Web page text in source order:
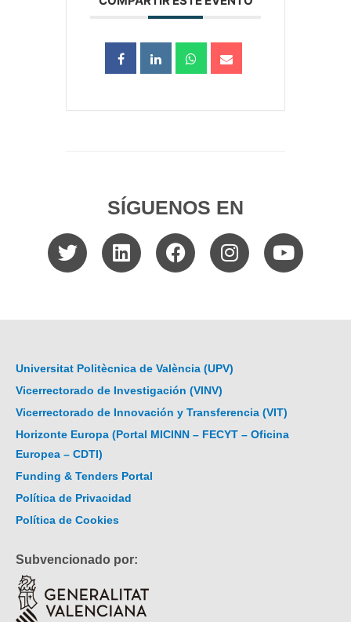
SÍGUENOS EN
Universitat Politècnica de València (UPV)
Vicerrectorado de Investigación (VINV)
Vicerrectorado de Innovación y Transferencia (VIT)
Horizonte Europa (Portal MICINN – FECYT – Oficina
Europea – CDTI)
Funding & Tenders Portal
Política de Privacidad
Política de Cookies
Subvencionado por: